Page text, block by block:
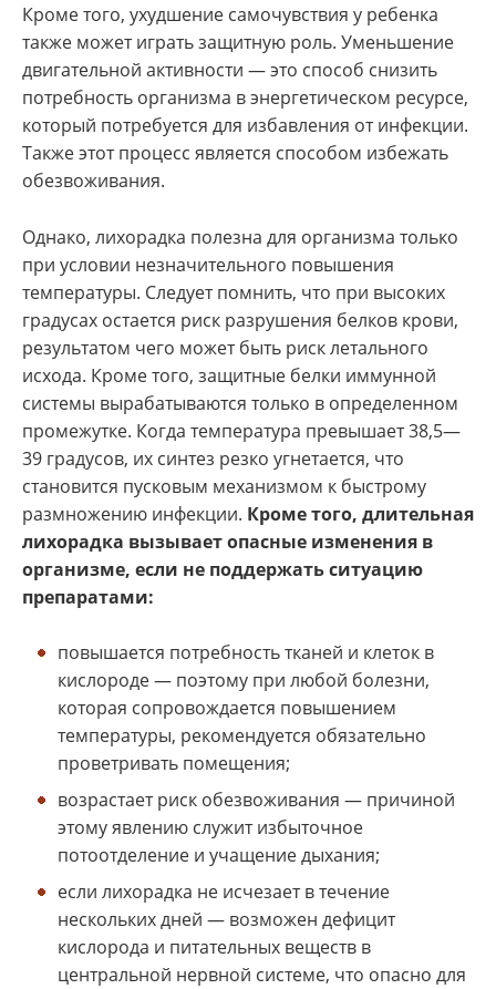
Кроме того, ухудшение самочувствия у ребенка
также может играть защитную роль. Уменьшение
двигательной активности — это способ снизить
потребность организма в энергетическом ресурсе,
который потребуется для избавления от инфекции.
Также этот процесс является способом избежать
обезвоживания.
Однако, лихорадка полезна для организма только
при условии незначительного повышения
температуры. Следует помнить, что при высоких
градусах остается риск разрушения белков крови,
результатом чего может быть риск летального
исхода. Кроме того, защитные белки иммунной
системы вырабатываются только в определенном
промежутке. Когда температура превышает 38,5—
39 градусов, их синтез резко угнетается, что
становится пусковым механизмом к быстрому
размножению инфекции. Кроме того, длительная
лихорадка вызывает опасные изменения в
организме, если не поддержать ситуацию
препаратами:
повышается потребность тканей и клеток в
кислороде — поэтому при любой болезни,
которая сопровождается повышением
температуры, рекомендуется обязательно
проветривать помещения;
возрастает риск обезвоживания — причиной
этому явлению служит избыточное
потоотделение и учащение дыхания;
если лихорадка не исчезает в течение
нескольких дней — возможен дефицит
кислорода и питательных веществ в
центральной нервной системе, что опасно для